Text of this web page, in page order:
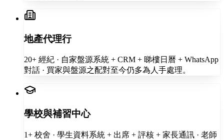
地產代理行
20+ 經紀 · 自家盤源系統 + CRM + 睇樓日曆 + WhatsApp
對話 · 買家與盤源之配對至今仍多為人手處理。
學校與補習中心
1+ 校舍 · 學生資料系統 + 出席 + 評核 + 家長通訊 · 老師